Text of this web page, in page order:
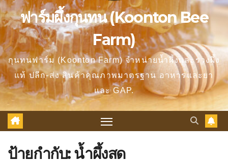
ฟาร์มผึ้งกุนทน (Koonton Bee
Farm)
กุนทนฟาร์ม (Koonton Farm) จำหน่ายน้ำผึ้งและรวงผึ้ง
แท้ ปลีก-ส่ง สินค้าคุณภาพมาตรฐาน อาหารและยา
และ GAP.
ป้ายกำกับ:น้ำผึ้งสด